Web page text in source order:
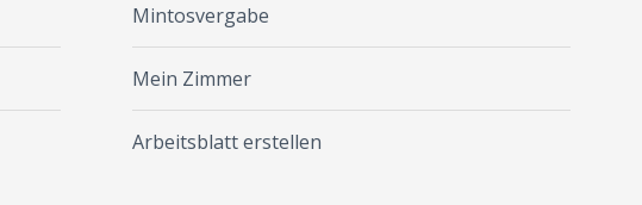
Mintosvergabe
Mein Zimmer
Arbeitsblatt erstellen